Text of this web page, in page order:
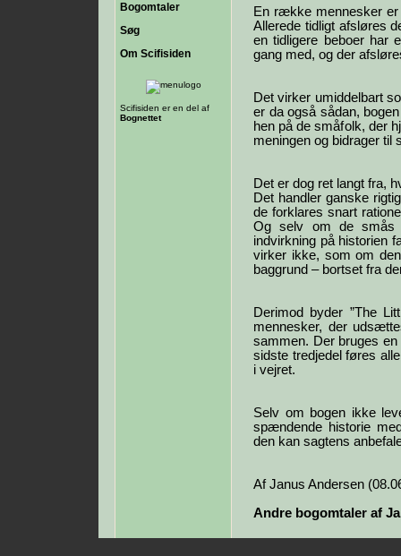
Bogomtaler
Søg
Om Scifisiden
Scifisiden er en del af
Bognettet
En række mennesker
Allerede tidligt afsløres
en tidligere beboer har
gang med, og der
Det virker umiddelbart
er da også sådan,
hen på de småfolk, der
meningen og bidrager til
Det er dog ret langt fra,
Det handler ganske
de forklares snart
Og selv om de smås
indvirkning på historien
virker ikke, som om
baggrund – bortset fra
Derimod byder ”The
mennesker, der
sammen. Der bruges
sidste tredjedel føres
i vejret.
Selv om bogen ikke
spændende historie
den kan sagtens
Af Janus Andersen
Andre bogomtaler af